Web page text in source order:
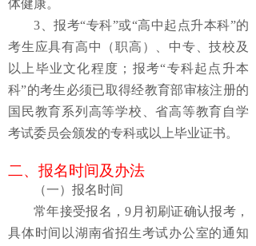
体健康。
3、报考“专科”或“高中起点升本科”的
考生应具有高中（职高）、中专、技校及
以上毕业文化程度；报考“专科起点升本
科”的考生必须已取得经教育部审核注册的
国民教育系列高等学校、省高等教育自学
考试委员会颁发的专科或以上毕业证书。
二、 报名时间及办法
（一）报名时间
常年接受报名，9月初刷证确认报考 ，
具体时间 以湖南省招生考试办公室的通知